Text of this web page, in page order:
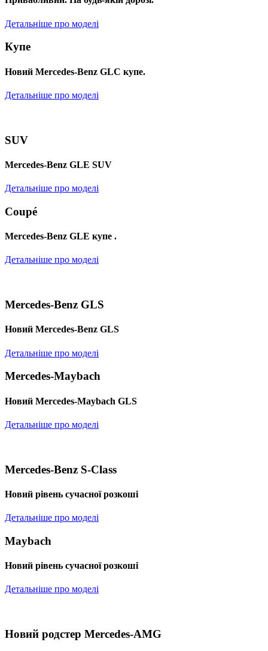
Детальніше про моделі
Купе
Новий Mercedes-Benz GLС купе.
Детальніше про моделі
SUV
Mercedes-Benz GLE SUV
Детальніше про моделі
Coupé
Mercedes-Benz GLE купе .
Детальніше про моделі
Mercedes-Benz GLS
Новий Mercedes-Benz GLS
Детальніше про моделі
Mercedes-Maybach
Новий Mercedes-Maybach GLS
Детальніше про моделі
Mercedes-Benz S-Class
Новий рівень сучасної розкоші
Детальніше про моделі
Maybach
Новий рівень сучасної розкоші
Детальніше про моделі
Новий родстер Mercedes-AMG